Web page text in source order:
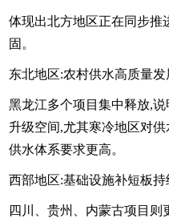
体现出北方地区正在同步推
固。
东北地区:农村供水高质量发
黑龙江多个项目集中释放,
升级空间,尤其寒冷地区对
供水体系要求更高。
西部地区:基础设施补短板持
四川、贵州、内蒙古项目